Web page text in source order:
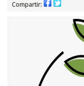
Compartir: